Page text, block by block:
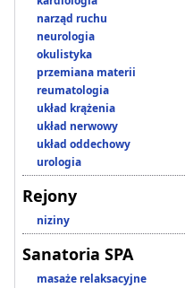
narząd ruchu
neurologia
okulistyka
przemiana materii
reumatologia
układ krążenia
układ nerwowy
układ oddechowy
urologia
Rejony
niziny
Sanatoria SPA
masaże relaksacyjne